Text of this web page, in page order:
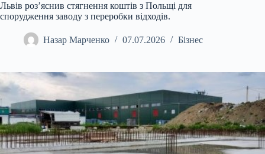
Львів роз’яснив стягнення коштів з Польщі для
спорудження заводу з переробки відходів.
Назар Марченко 07.07.2026 Бізнес